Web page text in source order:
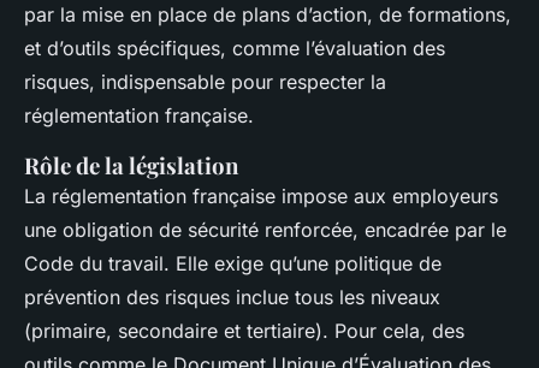
par la mise en place de plans d’action, de formations,
et d’outils spécifiques, comme l’évaluation des
risques, indispensable pour respecter la
réglementation française.
Rôle de la législation
La réglementation française impose aux employeurs
une obligation de sécurité renforcée, encadrée par le
Code du travail. Elle exige qu’une politique de
prévention des risques inclue tous les niveaux
(primaire, secondaire et tertiaire). Pour cela, des